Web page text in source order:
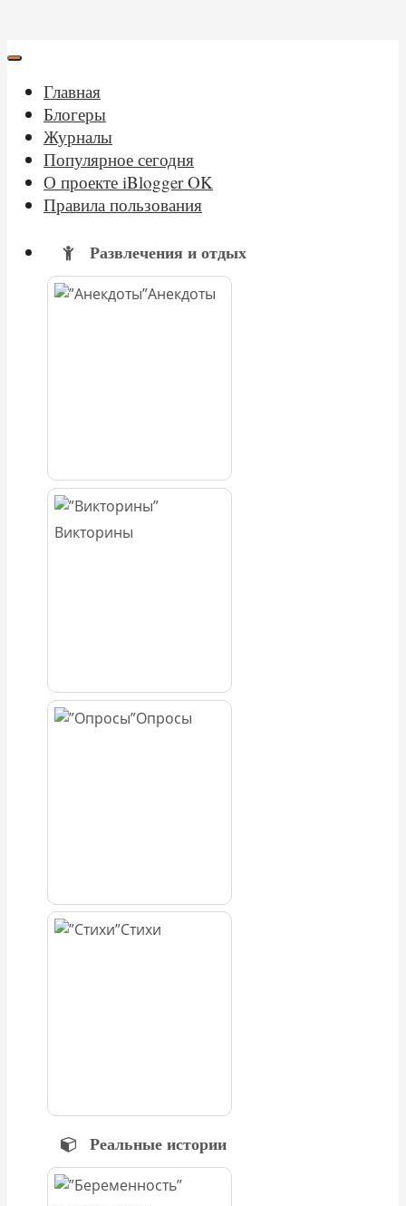
Главная
Блогеры
Журналы
Популярное сегодня
О проекте iBlogger OK
Правила пользования
Развлечения и отдых
Анекдоты
Викторины
Опросы
Стихи
Реальные истории